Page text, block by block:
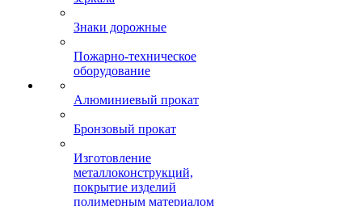
Знаки дорожные
Пожарно-техническое
оборудование
Алюминиевый прокат
Бронзовый прокат
Изготовление
металлоконструкций,
покрытие изделий
полимерным материалом